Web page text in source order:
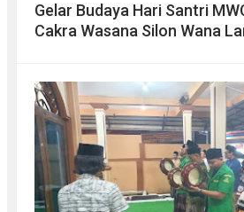
Gelar Budaya Hari Santri
Cakra Wasana Silon Wana